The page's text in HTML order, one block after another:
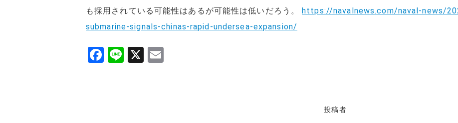
も採用されている可能性はあるが可能性は低いだろう。https://navalnews.com/naval-news/
submarine-signals-chinas-rapid-undersea-expansion/
F
Li X
投稿者